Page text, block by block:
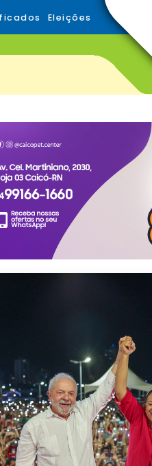
Eleições